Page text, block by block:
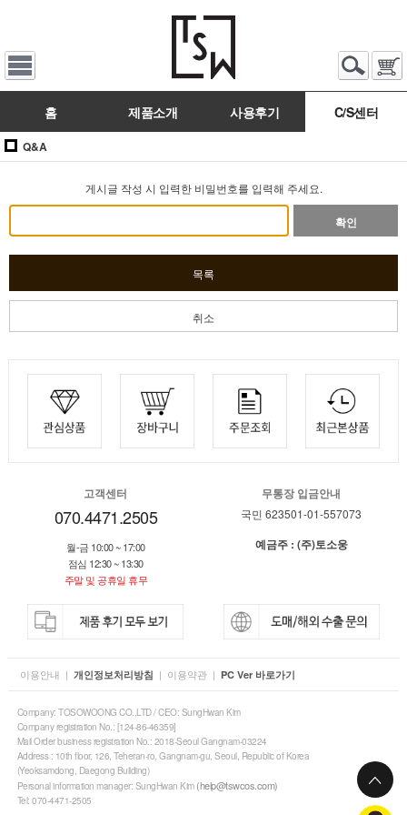
홈 제품소개 사용후기 C/S센터
Q&A
게시글 작성 시 입력한 비밀번호를 입력해 주세요.
확인
목록
취소
고객센터
070.4471.2505
월-금 10:00 ~ 17:00
점심 12:30 ~ 13:30
주말 및 공휴일 휴무
무통장 입금안내
국민 623501-01-557073
예금주 : (주)토소웅
이용안내 | 개인정보처리방침 | 이용약관 | PC Ver 바로가기
Company: TOSOWOONG CO.,LTD / CEO: SungHwan Kim
Company registration No.: [124-86-46359]
Mail Order business registration No.: 2018-Seoul Gangnam-03224
Address : 10th floor, 126, Teheran-ro, Gangnam-gu, Seoul, Republic of Korea
(Yeoksamdong, Daegong Building)
Personal information manager: SungHwan Kim (help@tswcos.com)
Tel: 070-4471-2505